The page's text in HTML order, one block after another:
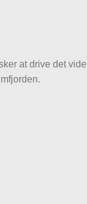
at drive det